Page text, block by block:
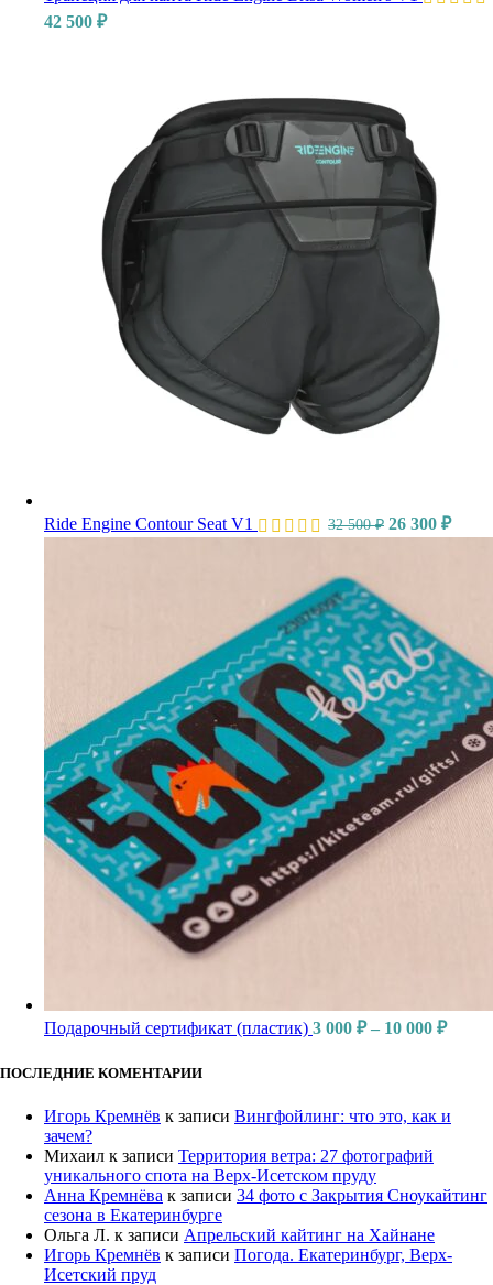
42 500 ₽
Ride Engine Contour Seat V1 32 500₽ 26 300 ₽
Подарочный сертификат (пластик) 3 000 ₽ – 10 000 ₽
ПОСЛЕДНИЕ КОМЕНТАРИИ
Игорь Кремнёв к записи Вингфойлинг: что это, как и
зачем?
Михаил к записи Территория ветра: 27 фотографий
уникального спота на Верх-Исетском пруду
Анна Кремнёва к записи 34 фото с Закрытия Сноукайтинг
сезона в Екатеринбурге
Ольга Л. к записи Апрельский кайтинг на Хайнане
Игорь Кремнёв к записи Погода. Екатеринбург, Верх-
Исетский пруд